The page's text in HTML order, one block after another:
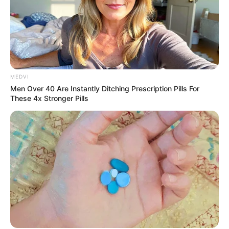
The Truth Will Finally Set Gina Carano Free
BRAINBERRIES
MEDVI
Men Over 40 Are Instantly Ditching Prescription Pills For
These 4x Stronger Pills